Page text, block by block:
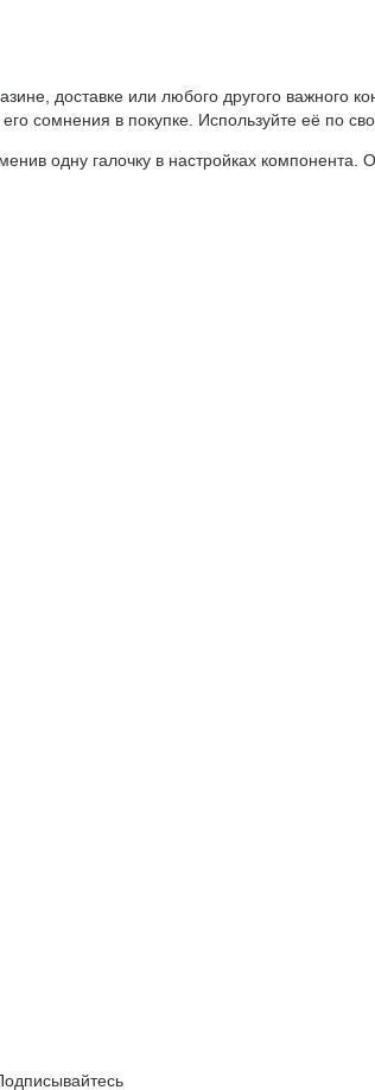
доставке или любого другого важного
сомнения в покупке. Используйте её по
одну галочку в настройках компонента.